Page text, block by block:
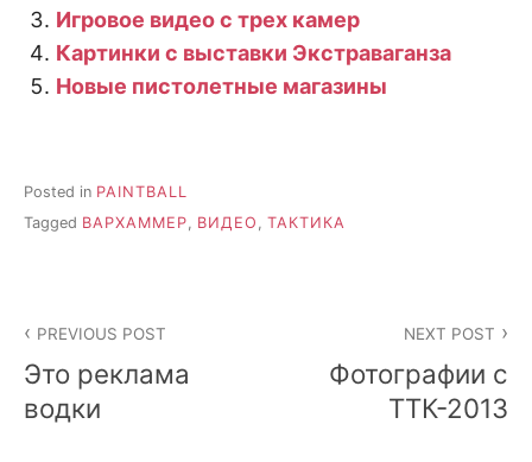
Игровое видео с трех камер
Картинки с выставки Экстраваганза
Новые пистолетные магазины
Posted in PAINTBALL
Tagged ВАРХАММЕР, ВИДЕО , ТАКТИКА
navigation
PREVIOUS POST
Это реклама
водки
NEXT POST
Фотографии с
ТТК-2013